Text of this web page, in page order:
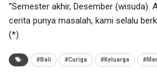
“Semester akhir, Desember (wisuda).
cerita punya masalah, kami selalu
(*)
#Bali #Curiga #Keluarga